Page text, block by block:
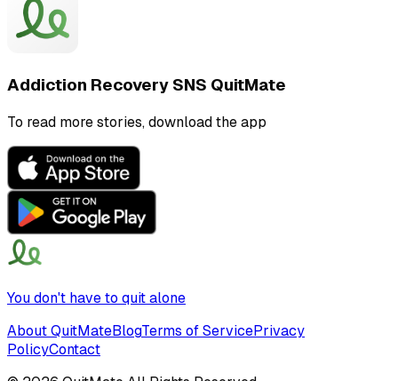
Addiction Recovery SNS QuitMate
To read more stories, download the app
You don't have to quit alone
About QuitMateBlogTerms of ServicePrivacy
PolicyContact